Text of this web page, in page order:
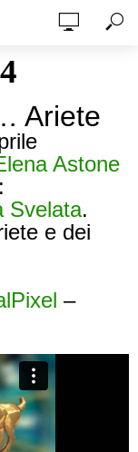
Ariete
Astone
Svelata.
e dei
–